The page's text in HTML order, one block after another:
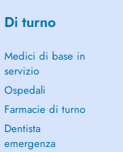
Di turno
Medici di base in
servizio
Ospedali
Farmacie di turno
Dentista
emergenza